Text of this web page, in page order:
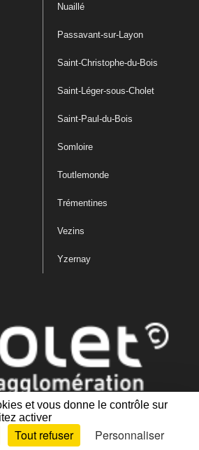
et vous donne le contrôle sur
activer
Tout refuser
Personnaliser
Nuaillé
Passavant-sur-Layon
Saint-Christophe-du-Bois
Saint-Léger-sous-Cholet
Saint-Paul-du-Bois
Somloire
Toutlemonde
Trémentines
Vezins
Yzernay
de confidentialité
Accessibilité : partiellement conforme